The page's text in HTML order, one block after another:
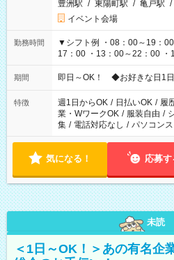
豊洲駅 / 東陽町駅 / 亀戸駅 /
イベント会場
勤務時間
▼シフト例 ・08：00～19：
17：00 ・13：00～22：00 ・16：00～
仕事により勤務時間が異なり
期間 即日～OK！ ◆お好きな日1
特徴 週1日からOK / 日払いOK / 履
業・WワークOK / 服装自由 /
集 / 電話対応なし / パソコン
気になる！ 応募す
未読
＜1日～OK！＞あの有名企